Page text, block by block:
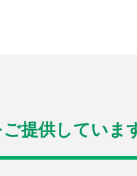
提供していま